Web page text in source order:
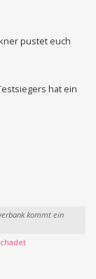
pustet euch
hat ein
kommt ein